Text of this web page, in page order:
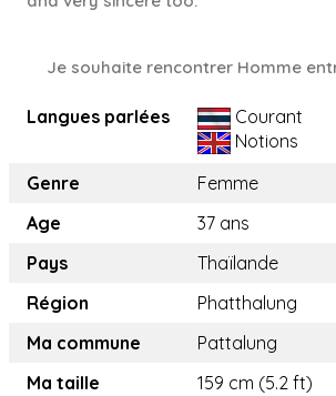
Je souhaite rencontrer Homme
Langues parlées
Courant
Notions
Genre
Femme
Age
37 ans
Pays
Thaïlande
Région
Phatthalung
Ma commune
Pattalung
Ma taille
159 cm (5.2 ft)